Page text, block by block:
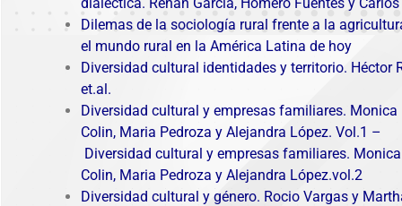
Dilemas de la sociología rural frente a la
el mundo rural en la América Latina de hoy
Diversidad cultural identidades y territorio. Héctor
et.al.
Diversidad cultural y empresas familiares. Monica
Colin, Maria Pedroza y Alejandra López. Vol.1 –
Diversidad cultural y empresas familiares. Monica
Colin, Maria Pedroza y Alejandra López.vol.2
Diversidad cultural y género. Rocio Vargas y